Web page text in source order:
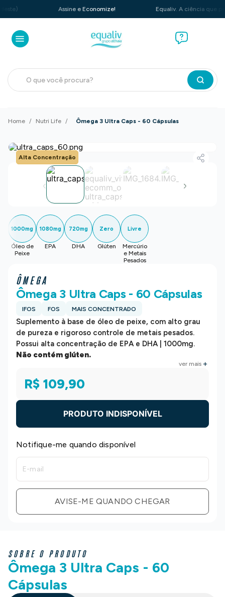
Assine e Economize! Equaliv. A ciência que
O que você procura?
Nutri Life Ômega 3 Ultra Caps - 60 Cápsulas
Alta Concentração
1000mg
Óleo de
Peixe
1080mg
EPA
720mg
DHA
Zero
Glúten
Livre
Mercúrio
e Metais
Pesados
ÔMEGA
Ômega 3 Ultra Caps - 60 Cápsulas
IFOS FOS MAIS CONCENTRADO
Suplemento à base de óleo de peixe, com alto grau
de pureza e rigoroso controle de metais pesados.
Possui alta concentração de EPA e DHA | 1000mg.
Não contém glúten.
ver mais
R$ 109,90
PRODUTO INDISPONÍVEL
Notifique-me quando disponível
AVISE-ME QUANDO CHEGAR
SOBRE O PRODUTO
Ômega 3 Ultra Caps - 60
Cápsulas